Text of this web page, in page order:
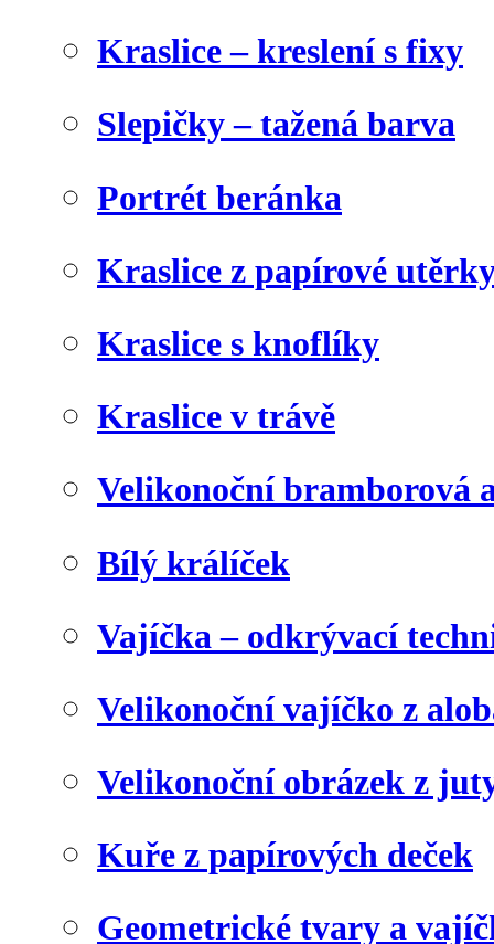
Kraslice – kreslení s fixy
Slepičky – tažená barva
Portrét beránka
Kraslice z papírové
Kraslice s knoflíky
Kraslice v trávě
Velikonoční bramborová
Bílý králíček
Vajíčka – odkrývací
Velikonoční vajíčko z
Velikonoční obrázek z
Kuře z papírových deček
Geometrické tvary a